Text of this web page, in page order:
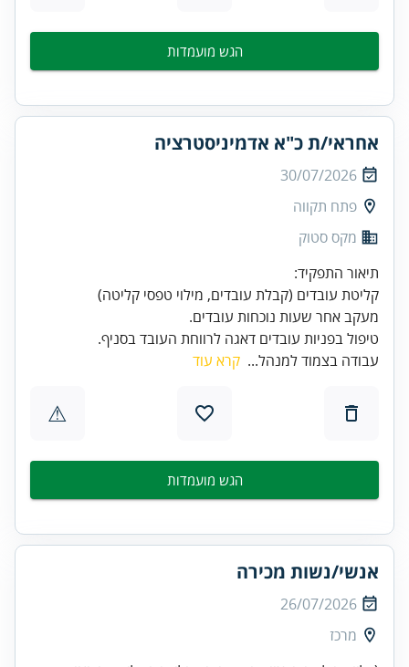
הגש מועמדות
אחראי/ת כ"א אדמיניסטרציה
30/07/2026
פתח תקווה
מקס סטוק
טיפול בפניות עובדים דאגה לרווחת העובד בסניף.
עבודה בצמוד למנהל... קרא עוד
⚠
הגש מועמדות
אנשי/נשות מכירה
26/07/2026
מרכז